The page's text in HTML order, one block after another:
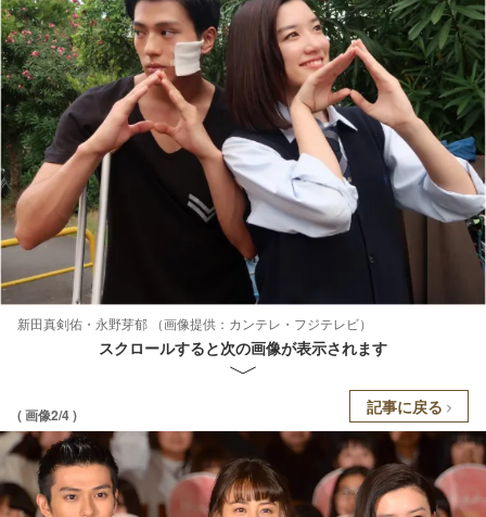
新田真剣佑・永野芽郁 （画像提供：カンテレ・フジテレビ）
スクロールすると次の画像が表示されます
( 画像2/4 ) 記事に戻る